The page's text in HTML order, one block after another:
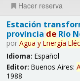
Hacer reserva
Estación
provincia deRío
por Agua y Energía
Idioma: Español
Editor: Buenos Aires:
1988